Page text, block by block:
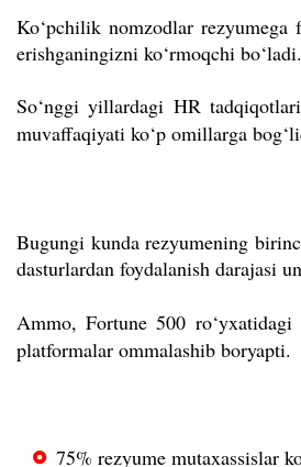
Ko‘pchilik nomzodlar
erishganingizni ko‘rmoqchi bo‘ladi.
So‘nggi yillardagi HR
muvaffaqiyati ko‘p omillarga
Bugungi kunda rezyumening
dasturlardan foydalanish darajasi
Ammo, Fortune 500
platformalar ommalashib boryapti.
75% rezyume mutaxassislar